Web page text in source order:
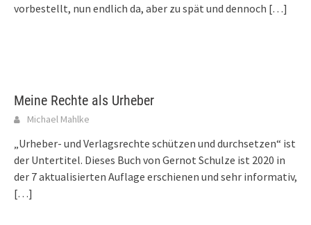
vorbestellt, nun endlich da, aber zu spät und dennoch […]
Meine Rechte als Urheber
Michael Mahlke
„Urheber- und Verlagsrechte schützen und durchsetzen“ ist
der Untertitel. Dieses Buch von Gernot Schulze ist 2020 in
der 7 aktualisierten Auflage erschienen und sehr informativ,
[…]